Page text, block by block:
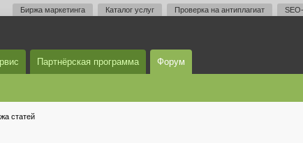
Биржа маркетинга Каталог услуг Проверка на антиплагиат
Партнёрская программа Форум
статей